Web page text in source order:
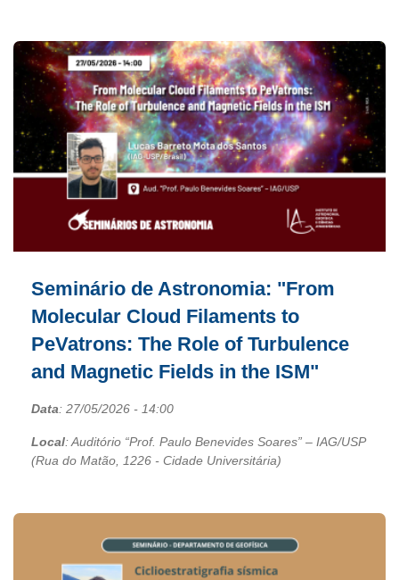
Seminário de Astronomia: "From
Molecular Cloud Filaments to
PeVatrons: The Role of Turbulence
and Magnetic Fields in the ISM"
Data: 27/05/2026 - 14:00
Local: Auditório “Prof. Paulo Benevides Soares” – IAG/USP
(Rua do Matão, 1226 - Cidade Universitária)